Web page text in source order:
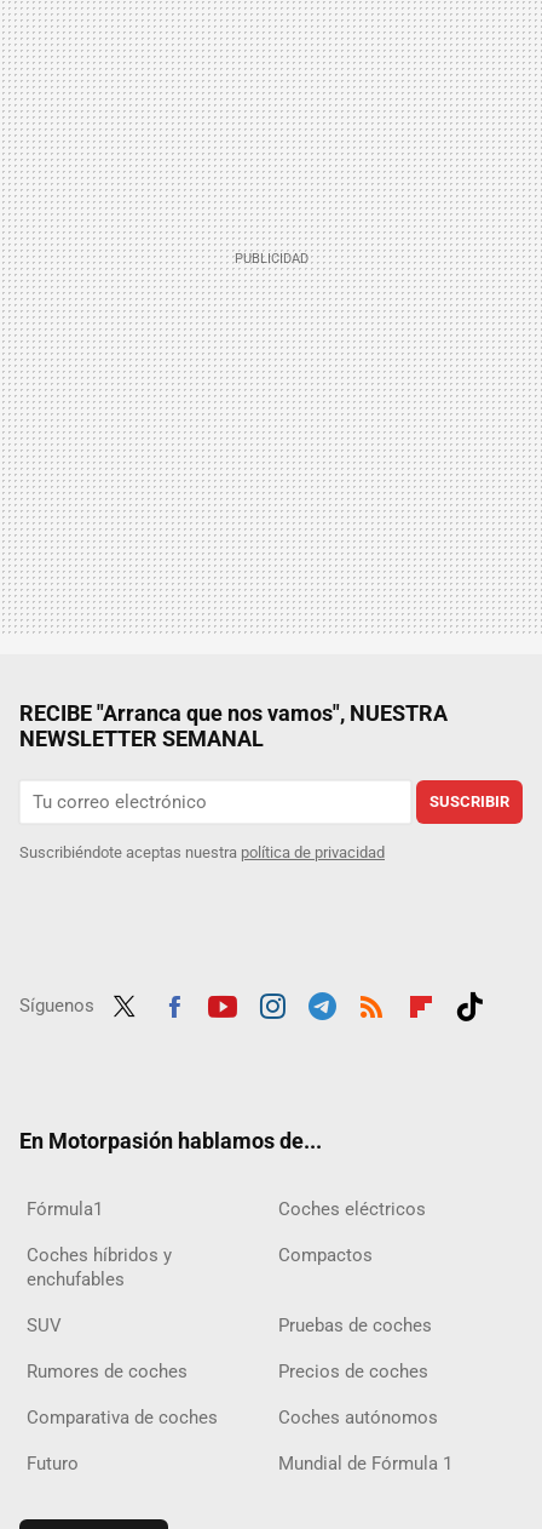
RECIBE "Arranca que nos vamos", NUESTRA
NEWSLETTER SEMANAL
SUSCRIBIR
Suscribiéndote aceptas nuestra política de privacidad
Síguenos
En Motorpasión hablamos de...
Fórmula1 Coches eléctricos
Coches híbridos y
enchufables
Compactos
SUV Pruebas de coches
Rumores de coches Precios de coches
Comparativa de coches Coches autónomos
Futuro Mundial de Fórmula 1